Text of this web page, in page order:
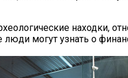
находки,
могут узнать о